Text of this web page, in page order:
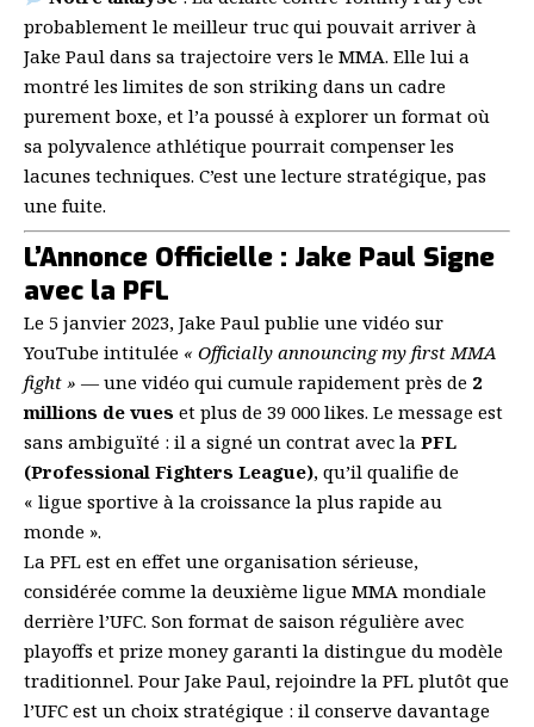
probablement le meilleur truc qui pouvait arriver à
Jake Paul dans sa trajectoire vers le MMA. Elle lui a
montré les limites de son striking dans un cadre
purement boxe, et l’a poussé à explorer un format où
sa polyvalence athlétique pourrait compenser les
lacunes techniques. C’est une lecture stratégique, pas
une fuite.
L’Annonce Officielle : Jake Paul Signe
avec la PFL
Le 5 janvier 2023, Jake Paul publie une vidéo sur
YouTube intitulée « Officially announcing my first MMA
fight » — une vidéo qui cumule rapidement près de 2
millions de vues et plus de 39 000 likes. Le message est
sans ambiguïté : il a signé un contrat avec la PFL
(Professional Fighters League), qu’il qualifie de
« ligue sportive à la croissance la plus rapide au
monde ».
La PFL est en effet une organisation sérieuse,
considérée comme la deuxième ligue MMA mondiale
derrière l’UFC. Son format de saison régulière avec
playoffs et prize money garanti la distingue du modèle
traditionnel. Pour Jake Paul, rejoindre la PFL plutôt que
l’UFC est un choix stratégique : il conserve davantage